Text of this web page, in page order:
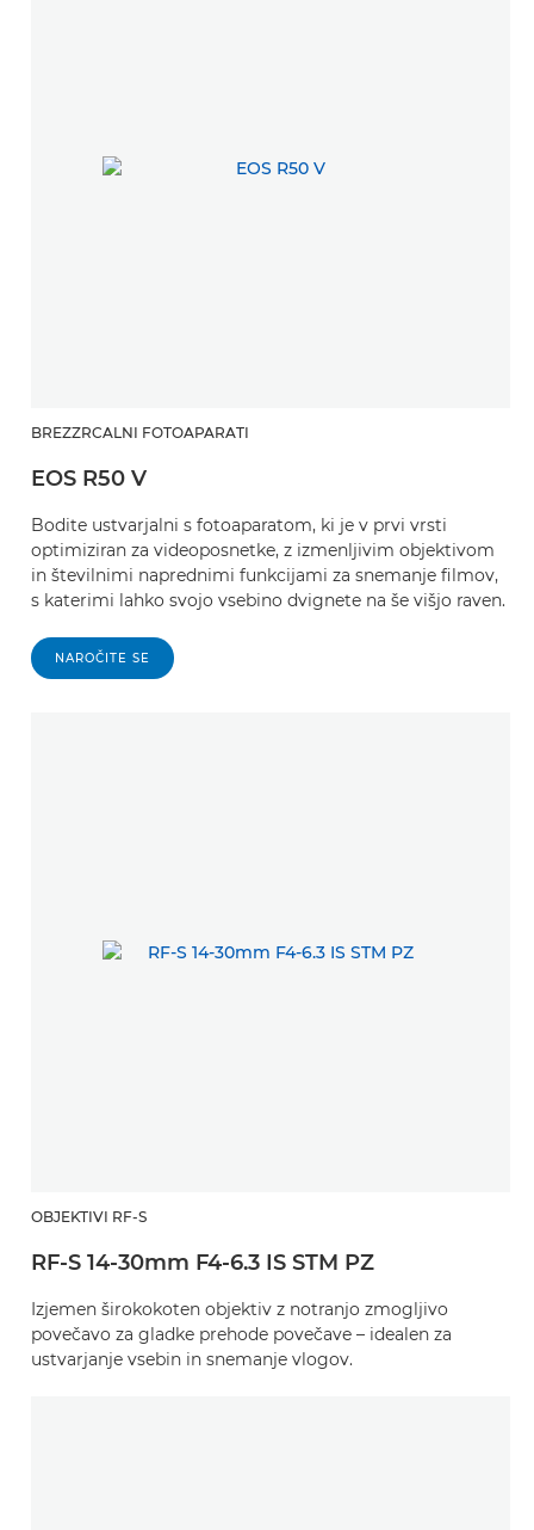
BREZZRCALNI FOTOAPARATI
EOS R50 V
Bodite ustvarjalni s fotoaparatom, ki je v prvi vrsti
optimiziran za videoposnetke, z izmenljivim objektivom
in številnimi naprednimi funkcijami za snemanje filmov,
s katerimi lahko svojo vsebino dvignete na še višjo raven.
NAROČITE SE
OBJEKTIVI RF-S
RF-S 14-30mm F4-6.3 IS STM PZ
Izjemen širokokoten objektiv z notranjo zmogljivo
povečavo za gladke prehode povečave – idealen za
ustvarjanje vsebin in snemanje vlogov.